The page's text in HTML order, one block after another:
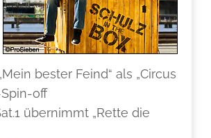
bester Feind“ als „Circus
off
übernimmt „Rette die